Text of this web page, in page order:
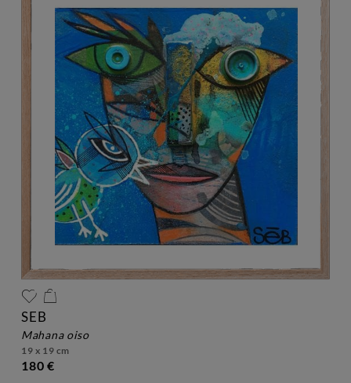
SEB
mahana oiso
19 x 19 cm
180 €